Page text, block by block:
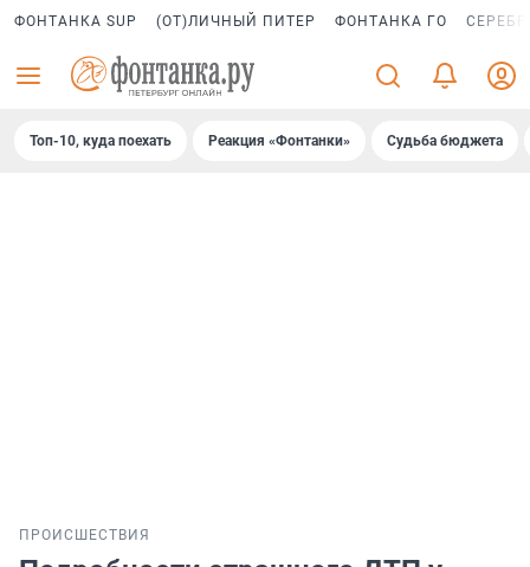
ФОНТАНКА SUP (ОТ)ЛИЧНЫЙ ПИТЕР ФОНТАНКА ГО
Топ-10, куда поехать Реакция «Фонтанки» Судьба бюджета
ПРОИСШЕСТВИЯ